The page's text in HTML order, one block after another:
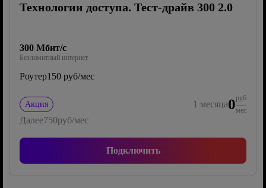
Технологии доступа. Тест-драйв 300 2.0
300 Мбит/с
Безлимитный интернет
Роутер150 руб/мес
Акция 1 месяца0руб
мес
Далее750руб/мес
Подключить